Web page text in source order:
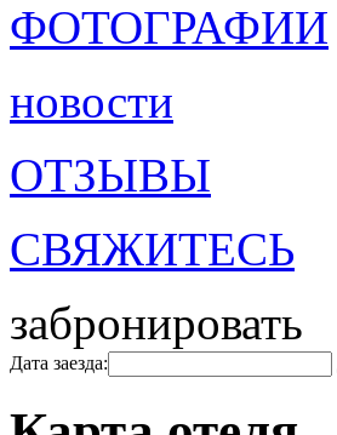
ФОТОГРАФИИ
новости
ОТЗЫВЫ
СВЯЖИТЕСЬ
забронировать
Дата заезда: